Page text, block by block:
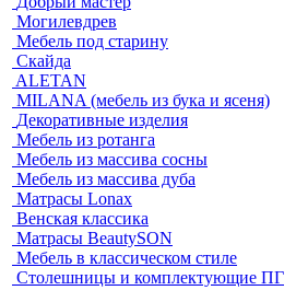
Могилевдрев
Мебель под старину
Скайда
ALETAN
MILANA (мебель из бука и ясеня)
Декоративные изделия
Мебель из ротанга
Мебель из массива сосны
Мебель из массива дуба
Матрасы Lonax
Венская классика
Матрасы BeautySON
Мебель в классическом стиле
Столешницы и комплектующие ПГ